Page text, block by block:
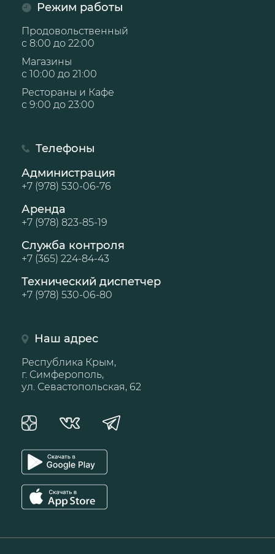
Режим работы
Продовольственный
с 8:00 до 22:00
Магазины
с 10:00 до 21:00
Рестораны и Кафе
с 9:00 до 23:00
Телефоны
Администрация
+7 (978) 530-06-76
Аренда
+7 (978) 823-85-19
Служба контроля
+7 (365) 224-84-43
Технический диспетчер
+7 (978) 530-06-80
Наш адрес
Республика Крым,
г. Симферополь,
ул. Севастопольская, 62